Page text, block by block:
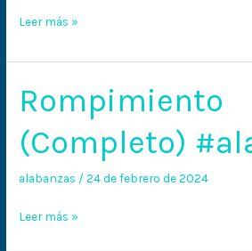
enemigo
Leer más »
Rompimiento
(Completo)
alabanzas /24 de febrero de 2024
Rompimiento
(Completo)
#alabanza
Leer más »